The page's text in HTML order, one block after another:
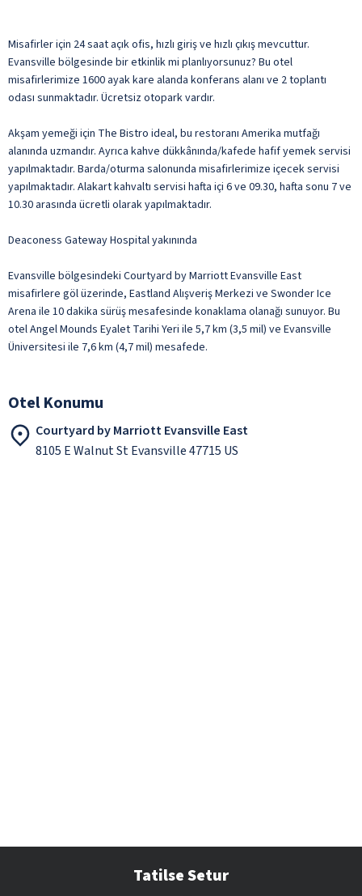
Misafirler için 24 saat açık ofis, hızlı giriş ve hızlı çıkış mevcuttur.
Evansville bölgesinde bir etkinlik mi planlıyorsunuz? Bu otel
misafirlerimize 1600 ayak kare alanda konferans alanı ve 2 toplantı
odası sunmaktadır. Ücretsiz otopark vardır.
Akşam yemeği için The Bistro ideal, bu restoranı Amerika mutfağı
alanında uzmandır. Ayrıca kahve dükkânında/kafede hafif yemek servisi
yapılmaktadır. Barda/oturma salonunda misafirlerimize içecek servisi
yapılmaktadır. Alakart kahvaltı servisi hafta içi 6 ve 09.30, hafta sonu 7 ve
10.30 arasında ücretli olarak yapılmaktadır.
Deaconess Gateway Hospital yakınında
Evansville bölgesindeki Courtyard by Marriott Evansville East
misafirlere göl üzerinde, Eastland Alışveriş Merkezi ve Swonder Ice
Arena ile 10 dakika sürüş mesafesinde konaklama olanağı sunuyor. Bu
otel Angel Mounds Eyalet Tarihi Yeri ile 5,7 km (3,5 mil) ve Evansville
Üniversitesi ile 7,6 km (4,7 mil) mesafede.
Otel Konumu
Courtyard by Marriott Evansville East
8105 E Walnut St Evansville 47715 US
Tatilse Setur